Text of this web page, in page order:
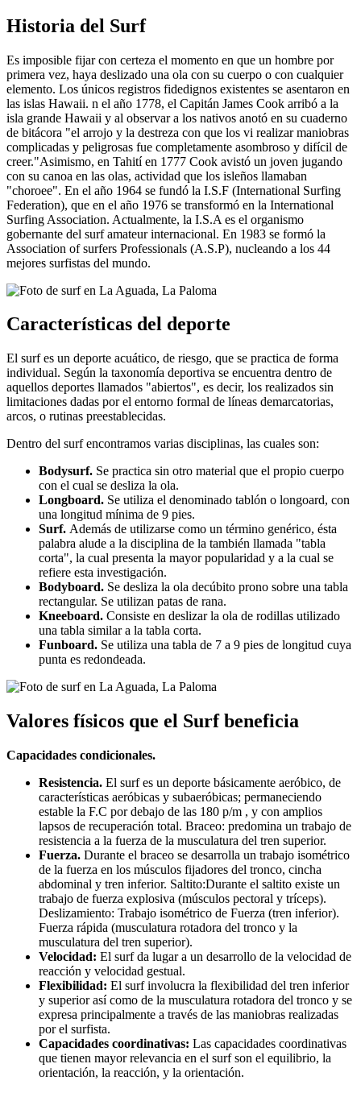
Historia del Surf
Es imposible fijar con certeza el momento en que un hombre por
primera vez, haya deslizado una ola con su cuerpo o con cualquier
elemento. Los únicos registros fidedignos existentes se asentaron en
las islas Hawaii. n el año 1778, el Capitán James Cook arribó a la
isla grande Hawaii y al observar a los nativos anotó en su cuaderno
de bitácora "el arrojo y la destreza con que los vi realizar maniobras
complicadas y peligrosas fue completamente asombroso y difícil de
creer."Asimismo, en Tahití en 1777 Cook avistó un joven jugando
con su canoa en las olas, actividad que los isleños llamaban
"choroee". En el año 1964 se fundó la I.S.F (International Surfing
Federation), que en el año 1976 se transformó en la International
Surfing Association. Actualmente, la I.S.A es el organismo
gobernante del surf amateur internacional. En 1983 se formó la
Association of surfers Professionals (A.S.P), nucleando a los 44
mejores surfistas del mundo.
Características del deporte
El surf es un deporte acuático, de riesgo, que se practica de forma
individual. Según la taxonomía deportiva se encuentra dentro de
aquellos deportes llamados "abiertos", es decir, los realizados sin
limitaciones dadas por el entorno formal de líneas demarcatorias,
arcos, o rutinas preestablecidas.
Dentro del surf encontramos varias disciplinas, las cuales son:
Bodysurf. Se practica sin otro material que el propio cuerpo
con el cual se desliza la ola.
Longboard. Se utiliza el denominado tablón o longoard, con
una longitud mínima de 9 pies.
Surf. Además de utilizarse como un término genérico, ésta
palabra alude a la disciplina de la también llamada "tabla
corta", la cual presenta la mayor popularidad y a la cual se
refiere esta investigación.
Bodyboard. Se desliza la ola decúbito prono sobre una tabla
rectangular. Se utilizan patas de rana.
Kneeboard. Consiste en deslizar la ola de rodillas utilizado
una tabla similar a la tabla corta.
Funboard. Se utiliza una tabla de 7 a 9 pies de longitud cuya
punta es redondeada.
Valores físicos que el Surf beneficia
Capacidades condicionales.
Resistencia. El surf es un deporte básicamente aeróbico, de
características aeróbicas y subaeróbicas; permaneciendo
estable la F.C por debajo de las 180 p/m , y con amplios
lapsos de recuperación total. Braceo: predomina un trabajo de
resistencia a la fuerza de la musculatura del tren superior.
Fuerza. Durante el braceo se desarrolla un trabajo isométrico
de la fuerza en los músculos fijadores del tronco, cincha
abdominal y tren inferior. Saltito:Durante el saltito existe un
trabajo de fuerza explosiva (músculos pectoral y tríceps).
Deslizamiento: Trabajo isométrico de Fuerza (tren inferior).
Fuerza rápida (musculatura rotadora del tronco y la
musculatura del tren superior).
Velocidad: El surf da lugar a un desarrollo de la velocidad de
reacción y velocidad gestual.
Flexibilidad: El surf involucra la flexibilidad del tren inferior
y superior así como de la musculatura rotadora del tronco y se
expresa principalmente a través de las maniobras realizadas
por el surfista.
Capacidades coordinativas: Las capacidades coordinativas
que tienen mayor relevancia en el surf son el equilibrio, la
orientación, la reacción, y la orientación.